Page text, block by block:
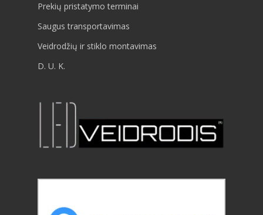
Prekių pristatymo terminai
Saugus transportavimas
Veidrodžių ir stiklo montavimas
D. U. K.